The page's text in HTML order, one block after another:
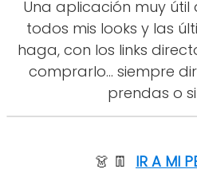
Una aplicación muy
todos mis looks y las
haga, con los links
comprarlo... siempre
prendas o
👗 👖 IR A MI